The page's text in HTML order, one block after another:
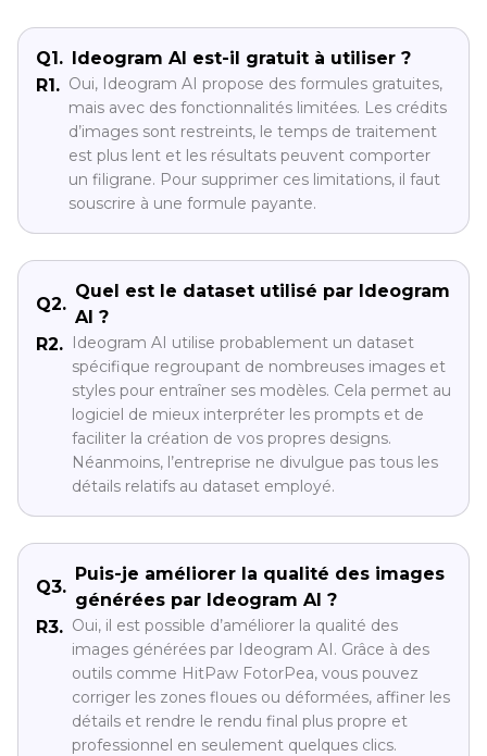
Q1. Ideogram AI est-il gratuit à utiliser ?
R1. Oui, Ideogram AI propose des formules gratuites,
mais avec des fonctionnalités limitées. Les crédits
d’images sont restreints, le temps de traitement
est plus lent et les résultats peuvent comporter
un filigrane. Pour supprimer ces limitations, il faut
souscrire à une formule payante.
Q2.
Quel est le dataset utilisé par Ideogram
AI ?
R2. Ideogram AI utilise probablement un dataset
spécifique regroupant de nombreuses images et
styles pour entraîner ses modèles. Cela permet au
logiciel de mieux interpréter les prompts et de
faciliter la création de vos propres designs.
Néanmoins, l’entreprise ne divulgue pas tous les
détails relatifs au dataset employé.
Q3.
Puis-je améliorer la qualité des images
générées par Ideogram AI ?
R3. Oui, il est possible d’améliorer la qualité des
images générées par Ideogram AI. Grâce à des
outils comme HitPaw FotorPea, vous pouvez
corriger les zones floues ou déformées, affiner les
détails et rendre le rendu final plus propre et
professionnel en seulement quelques clics.